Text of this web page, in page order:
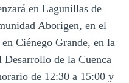
en Lagunillas de
Aborigen, en el
Ciénego Grande, en la
Desarrollo de la Cuenca
de 12:30 a 15:00 y